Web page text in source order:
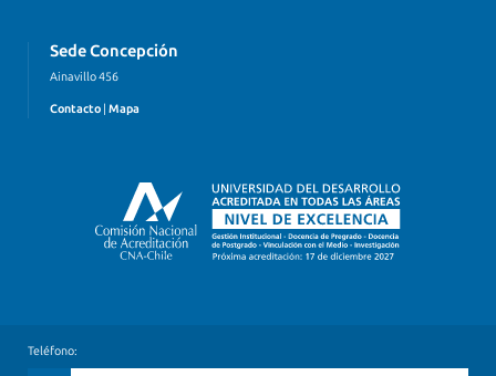
Sede Concepción
Ainavillo 456
Contacto | Mapa
Teléfono: